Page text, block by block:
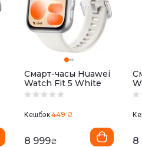
Смарт-часы Huawei
Watch Fit 5 White
Кешбэк449 ₴
8 999₴ 8